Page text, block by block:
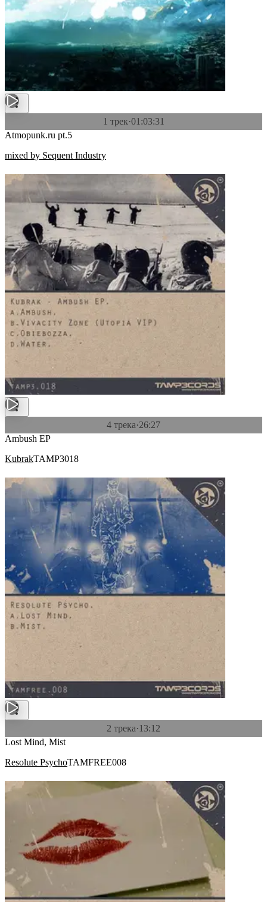
1 трек·01:03:31
Atmopunk.ru pt.5
mixed by Sequent Industry
4 трека·26:27
Ambush EP
KubrakTAMP3018
2 трека·13:12
Lost Mind, Mist
Resolute PsychoTAMFREE008